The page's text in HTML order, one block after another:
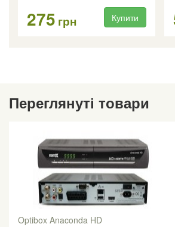
275 грн Купити
Переглянуті товари
Optibox Anaconda HD